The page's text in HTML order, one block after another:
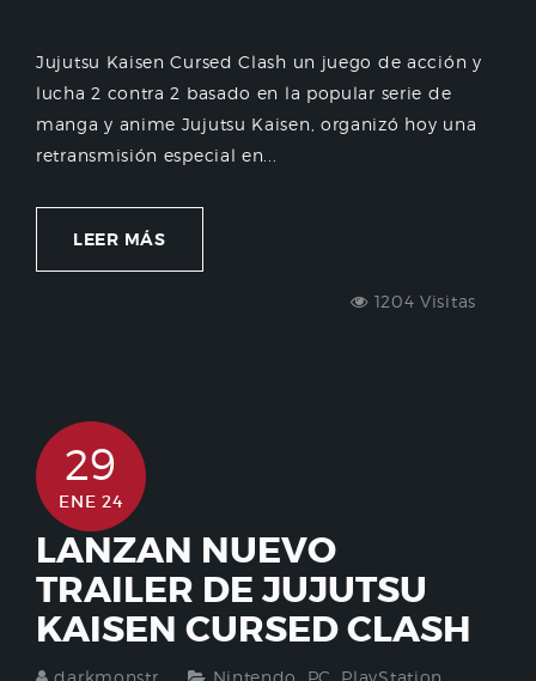
Jujutsu Kaisen Cursed Clash un juego de acción y
lucha 2 contra 2 basado en la popular serie de
manga y anime Jujutsu Kaisen, organizó hoy una
retransmisión especial en...
LEER MÁS
1204 Visitas
29
ENE 24
LANZAN NUEVO
TRAILER DE JUJUTSU
KAISEN CURSED CLASH